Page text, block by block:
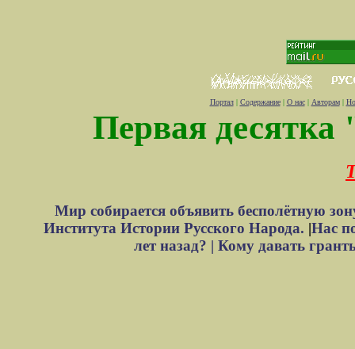
Портал| Содержание| О нас| Авторам|
Первая десятка
Мир собирается объявить бесполётную
Института Истории Русского Народа. |Нас
лет назад? | Кому давать